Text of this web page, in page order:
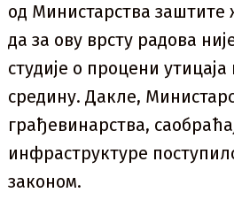
од Министарства заштите
да за ову врсту радова
студије о процени
средину. Дакле,
грађевинарства,
инфраструктуре
законом.